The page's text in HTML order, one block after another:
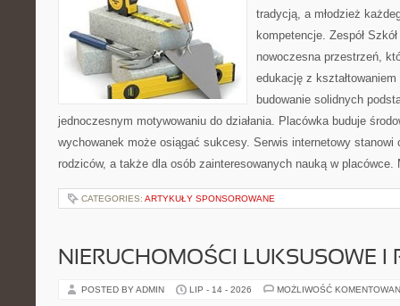
tradycją, a młodzież
kompetencje. Zespół
nowoczesna przestrzeń,
edukację z
budowanie solidnych
jednoczesnym motywowaniu do działania. Placówka buduje
wychowanek może osiągać sukcesy. Serwis internetowy stanowi
rodziców, a także dla osób zainteresowanych nauką w
CATEGORIES: ARTYKUŁY SPONSOROWANE
NIERUCHOMOŚCI LUKSUSOWE I
POSTED BY ADMIN LIP - 14 - 2026 MOŻLIWOŚĆ